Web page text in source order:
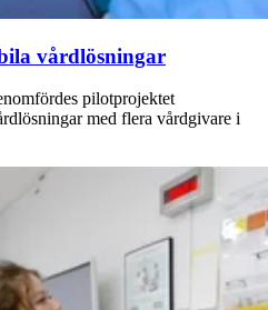
vårdlösningar
pilotprojektet
med flera vårdgivare i